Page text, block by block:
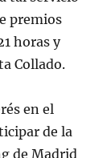
premios
horas y
Collado.
en el
de la
de Madrid